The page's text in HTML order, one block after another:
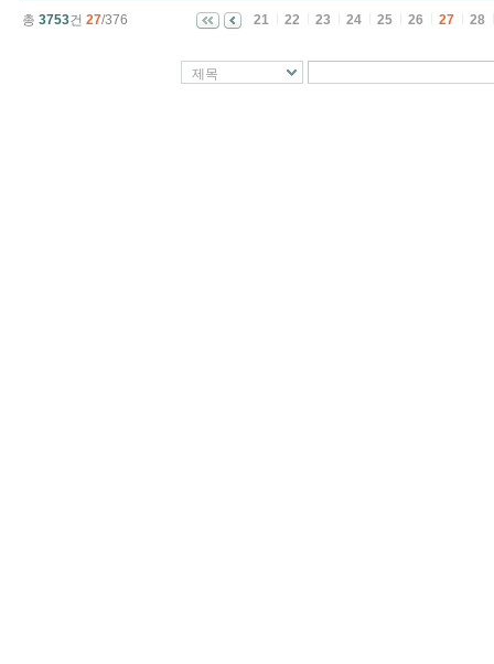
총 3753건 27/376 21 22 23 24 25 26 27 28
제목